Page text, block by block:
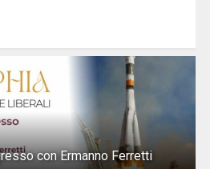
con Ermanno Ferretti